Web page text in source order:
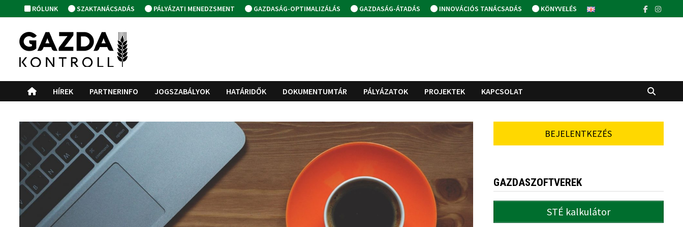
to
content
RÓLUNK SZAKTANÁCSADÁS PÁLYÁZATI MENEDZSMENT GAZDASÁG-OPTIMALIZÁLÁS GAZDASÁG-ÁTADÁS INNOVÁCIÓS TANÁCSADÁS KÖNYVELÉS
HÍREK PARTNERINFO JOGSZABÁLYOK HATÁRIDŐK DOKUMENTUMTÁR PÁLYÁZATOK PROJEKTEK KAPCSOLAT
BEJELENTKEZÉS
GAZDASZOFTVEREK
STÉ kalkulátor